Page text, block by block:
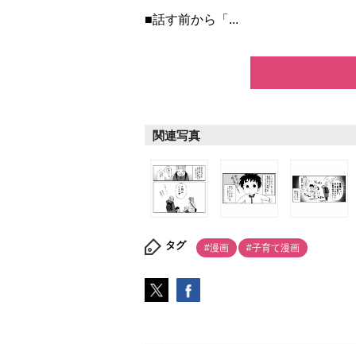
■話す前から「...
関連写真
タグ #漫画 #子育て漫画